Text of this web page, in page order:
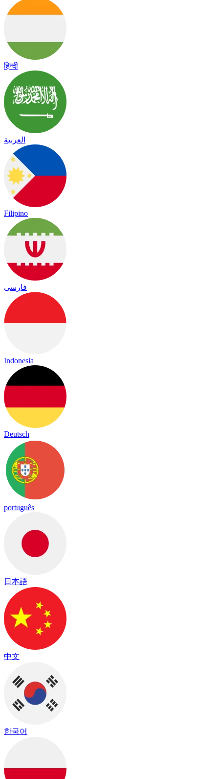
हिन्दी
العربية
Filipino
فارسی
Indonesia
Deutsch
português
日本語
中文
한국어